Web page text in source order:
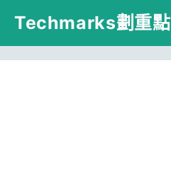
跳
主
Techmarks劃重點